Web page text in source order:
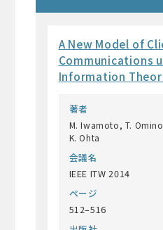
A New Model of
Communications
Information
著者
M. Iwamoto, T.
K. Ohta
会議名
IEEE ITW 2014
ページ
512–516